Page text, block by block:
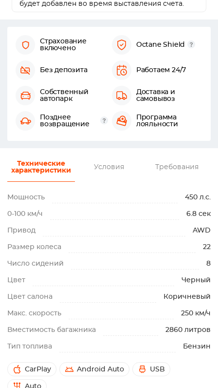
будет добавлен во время выставления счета.
Страхование
включено
Octane Shield
Без депозита Работаем 24/7
Собственный
автопарк
Доставка и
самовывоз
Позднее
возвращение
Программа
лояльности
Технические
характеристики
Условия Требования
Мощность 450 л.с.
0-100 км/ч 6.8 сек
Привод AWD
Размер колеса 22
Число сидений 8
Цвет Черный
Цвет салона Коричневый
Макс. скорость 250 км/ч
Вместимость багажника 2860 литров
Тип топлива Бензин
CarPlay Android Auto USB
Auto